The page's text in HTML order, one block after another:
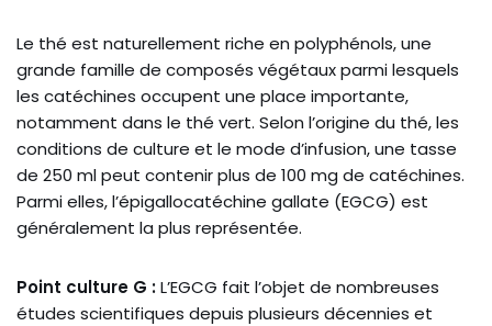
Le thé est naturellement riche en polyphénols, une
grande famille de composés végétaux parmi lesquels
les catéchines occupent une place importante,
notamment dans le thé vert. Selon l’origine du thé, les
conditions de culture et le mode d’infusion, une tasse
de 250 ml peut contenir plus de 100 mg de catéchines.
Parmi elles, l’épigallocatéchine gallate (EGCG) est
généralement la plus représentée.
Point culture G :L’EGCG fait l’objet de nombreuses
études scientifiques depuis plusieurs décennies et